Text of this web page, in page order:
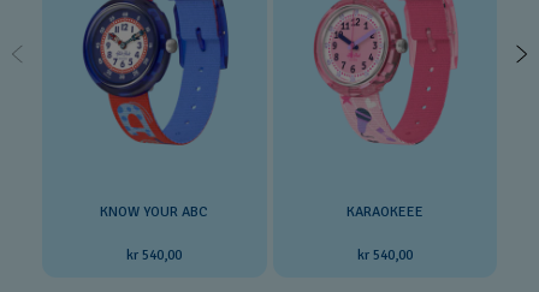
KNOW YOUR ABC
kr 540,00
KARAOKEEE
kr 540,00